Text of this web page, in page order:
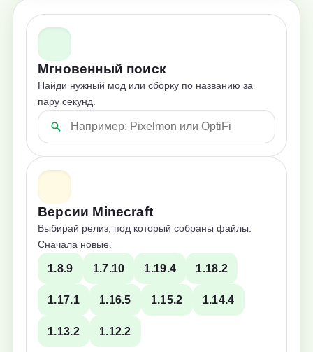
Мгновенный поиск
Найди нужный мод или сборку по названию за
пару секунд.
Версии Minecraft
Выбирай релиз, под который собраны файлы.
Сначала новые.
1.8.9 1.7.10 1.19.4 1.18.2
1.17.1 1.16.5 1.15.2 1.14.4
1.13.2 1.12.2